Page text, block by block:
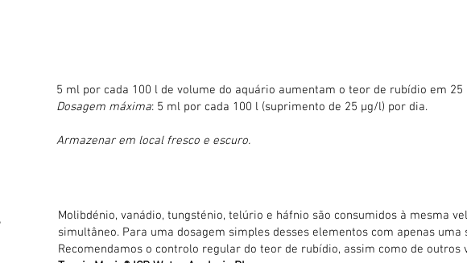
5 ml por cada 100 l de volume do aquário aumentam o teor de rubídio em 25
Dosagem máxima: 5 ml por cada 100 l (suprimento de 25 μg/l) por dia.
Armazenar em local fresco e escuro.
Molibdénio, vanádio, tungsténio, telúrio e háfnio são consumidos à mesma
simultâneo. Para uma dosagem simples desses elementos com apenas uma
Recomendamos o controlo regular do teor de rubídio, assim como de outros